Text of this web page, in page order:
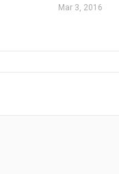
Mar 3, 2016